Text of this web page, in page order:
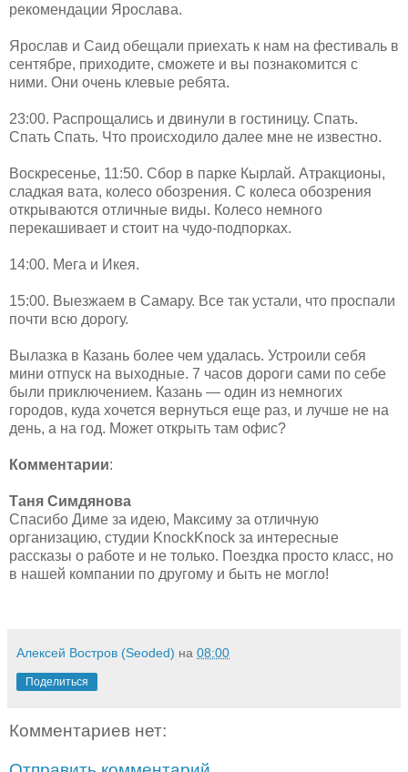
рекомендации Ярослава.
Ярослав и Саид обещали приехать к нам на фестиваль в
сентябре, приходите, сможете и вы познакомится с
ними. Они очень клевые ребята.
23:00. Распрощались и двинули в гостиницу. Спать.
Спать Спать. Что происходило далее мне не известно.
Воскресенье, 11:50. Сбор в парке Кырлай. Атракционы,
сладкая вата, колесо обозрения. С колеса обозрения
открываются отличные виды. Колесо немного
перекашивает и стоит на чудо-подпорках.
14:00. Мега и Икея.
15:00. Выезжаем в Самару. Все так устали, что проспали
почти всю дорогу.
Вылазка в Казань более чем удалась. Устроили себя
мини отпуск на выходные. 7 часов дороги сами по себе
были приключением. Казань — один из немногих
городов, куда хочется вернуться еще раз, и лучше не на
день, а на год. Может открыть там офис?
Комментарии:
Таня Симдянова
Спасибо Диме за идею, Максиму за отличную
организацию, студии KnockKnock за интересные
рассказы о работе и не только. Поездка просто класс, но
в нашей компании по другому и быть не могло!
Алексей Востров (Seoded) на 08:00
Поделиться
Комментариев нет: